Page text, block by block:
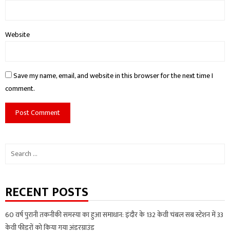
Website
Save my name, email, and website in this browser for the next time I
comment.
Search
RECENT POSTS
60 वर्ष पुरानी तकनीकी समस्या का हुआ समाधान: इंदौर के 132 केवी चंबल सब स्टेशन में 33
केवी फीडरों को किया गया अंडरग्राउंड